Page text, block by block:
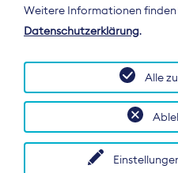
Zeitungsverleger (BDZV)
Spitzenorganisation die
Deutschland und auf EU-
Weitere Informationen finden
Datenschutzerklärung.
Alle